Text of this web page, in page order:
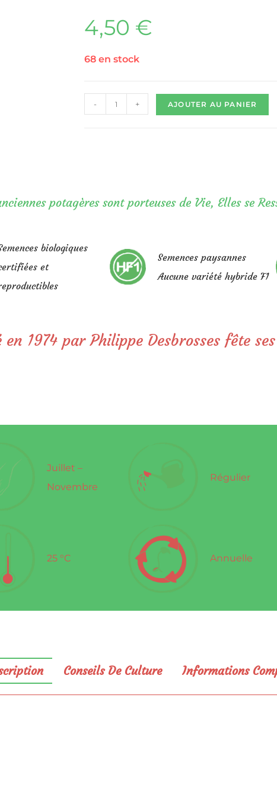
4,50 €
68 en stock
- + AJOUTER AU PANIER
potagères sont porteuses de Vie, Elles se
biologiques
et
Semences paysannes
Aucune variété hybride F1
1974 par Philippe Desbrosses fête
Juillet –
Novembre
Régulier
25 °C Annuelle
Conseils De Culture Informations